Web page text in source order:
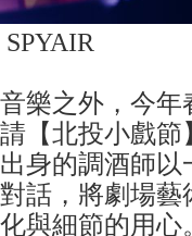
SPYAIR
音樂之外，今年
請【北投小戲節
出身的調酒師
對話，將劇場藝
化與細節的用心